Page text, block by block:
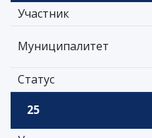
Участник
Муниципалитет
Статус
25